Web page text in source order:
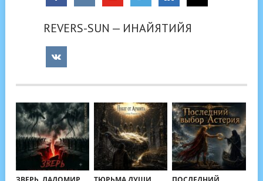
REVERS-SUN — ИНАЙЯТИЙЯ